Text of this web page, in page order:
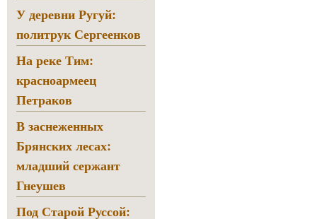
У деревни Ругуй:
политрук Сергеенков
На реке Тим:
красноармеец
Петраков
В заснеженных
Брянских лесах:
младший сержант
Гнеушев
Под Старой Руссой: